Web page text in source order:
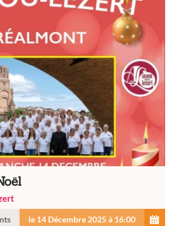
le 14 Décembre 2025 à 16:00